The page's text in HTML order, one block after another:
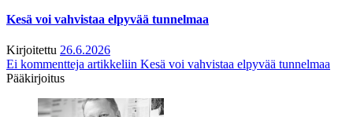
Kesä voi vahvistaa elpyvää tunnelmaa
Kirjoitettu 26.6.2026
Ei kommentteja artikkeliin Kesä voi vahvistaa elpyvää tunnelmaa
Pääkirjoitus